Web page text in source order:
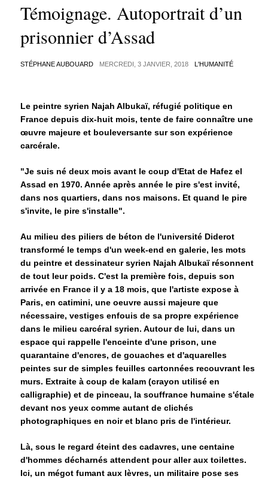
Témoignage. Autoportrait d’un
prisonnier d’Assad
STÉPHANE AUBOUARD MERCREDI, 3 JANVIER, 2018 L'HUMANITÉ
Le peintre syrien Najah Albukaï, réfugié politique en
France depuis dix-huit mois, tente de faire connaître une
œuvre majeure et bouleversante sur son expérience
carcérale.
"Je suis né deux mois avant le coup d'Etat de Hafez el
Assad en 1970. Année après année le pire s'est invité,
dans nos quartiers, dans nos maisons. Et quand le pire
s'invite, le pire s'installe".
Au milieu des piliers de béton de l'université Diderot
transformé le temps d'un week-end en galerie, les mots
du peintre et dessinateur syrien Najah Albukaï résonnent
de tout leur poids. C'est la première fois, depuis son
arrivée en France il y a 18 mois, que l'artiste expose à
Paris, en catimini, une oeuvre aussi majeure que
nécessaire, vestiges enfouis de sa propre expérience
dans le milieu carcéral syrien. Autour de lui, dans un
espace qui rappelle l'enceinte d'une prison, une
quarantaine d'encres, de gouaches et d'aquarelles
peintes sur de simples feuilles cartonnées recouvrant les
murs. Extraite à coup de kalam (crayon utilisé en
calligraphie) et de pinceau, la souffrance humaine s'étale
devant nos yeux comme autant de clichés
photographiques en noir et blanc pris de l'intérieur.
Là, sous le regard éteint des cadavres, une centaine
d'hommes décharnés attendent pour aller aux toilettes.
Ici, un mégot fumant aux lèvres, un militaire pose ses